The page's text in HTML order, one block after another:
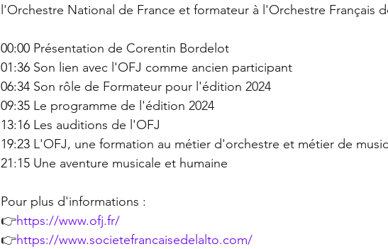
l'Orchestre National de France et formateur à l'Orchestre Français
00:00 Présentation de Corentin Bordelot
01:36 Son lien avec l'OFJ comme ancien participant
06:34 Son rôle de Formateur pour l'édition 2024
09:35 Le programme de l'édition 2024
13:16 Les auditions de l'OFJ
19:23 L'OFJ, une formation au métier d'orchestre et métier de
21:15 Une aventure musicale et humaine
Pour plus d'informations :
👉https://www.ofj.fr/
👉https://www.societefrancaisedelalto.com/